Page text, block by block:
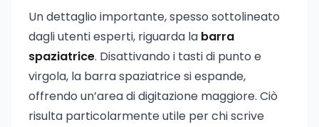
Un dettaglio importante, spesso sottolineato
dagli utenti esperti, riguarda la barra
spaziatrice. Disattivando i tasti di punto e
virgola, la barra spaziatrice si espande,
offrendo un’area di digitazione maggiore. Ciò
risulta particolarmente utile per chi scrive